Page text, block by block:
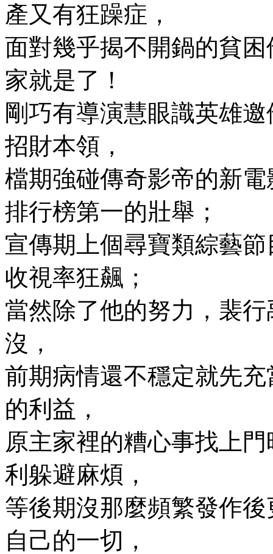
產又有狂躁症，
面對幾乎揭不開鍋的貧
家就是了！
剛巧有導演慧眼識英雄
招財本領，
檔期強碰傳奇影帝的新
排行榜第一的壯舉；
宣傳期上個尋寶類綜藝
收視率狂飆；
當然除了他的努力，裴
沒，
前期病情還不穩定就先
的利益，
原主家裡的糟心事找上
利躲避麻煩，
等後期沒那麼頻繁發作
自己的一切，